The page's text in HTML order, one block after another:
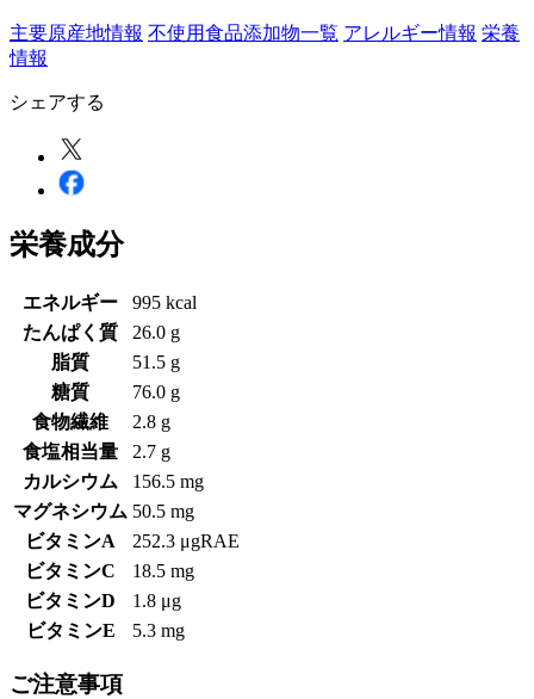
主要原産地情報 不使用食品添加物一覧 アレルギー情報 栄養
情報
シェアする
栄養成分
エネルギー
995 kcal
たんぱく質
26.0 g
脂質
51.5 g
糖質
76.0 g
食物繊維
2.8 g
食塩相当量
2.7 g
カルシウム
156.5 mg
マグネシウム 50.5 mg
ビタミンA
252.3 μgRAE
ビタミンC
18.5 mg
ビタミンD
1.8 μg
ビタミンE
5.3 mg
ご注意事項